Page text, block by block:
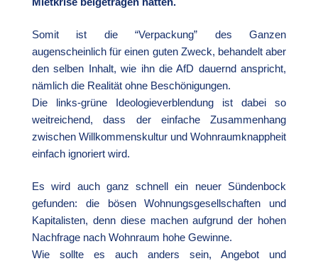
Somit ist die “Verpackung” des Ganzen
augenscheinlich für einen guten Zweck, behandelt aber
den selben Inhalt, wie ihn die AfD dauernd anspricht,
nämlich die Realität ohne Beschönigungen.
Die links-grüne Ideologieverblendung ist dabei so
weitreichend, dass der einfache Zusammenhang
zwischen Willkommenskultur und Wohnraumknappheit
einfach ignoriert wird.
Es wird auch ganz schnell ein neuer Sündenbock
gefunden: die bösen Wohnungsgesellschaften und
Kapitalisten, denn diese machen aufgrund der hohen
Nachfrage nach Wohnraum hohe Gewinne.
Wie sollte es auch anders sein, Angebot und